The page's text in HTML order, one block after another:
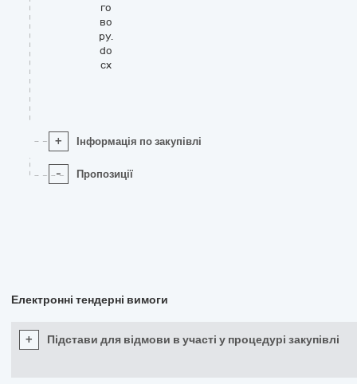
го
во
ру.
do
cx
+ Інформація по закупівлі
- Пропозиції
Електронні тендерні вимоги
+ Підстави для відмови в участі у процедурі закупівлі